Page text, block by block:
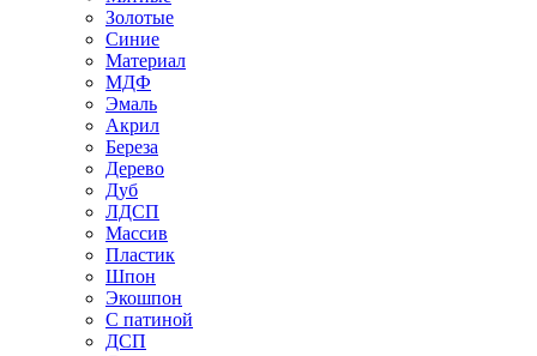
Золотые
Синие
Материал
МДФ
Эмаль
Акрил
Береза
Дерево
Дуб
ЛДСП
Массив
Пластик
Шпон
Экошпон
С патиной
ДСП